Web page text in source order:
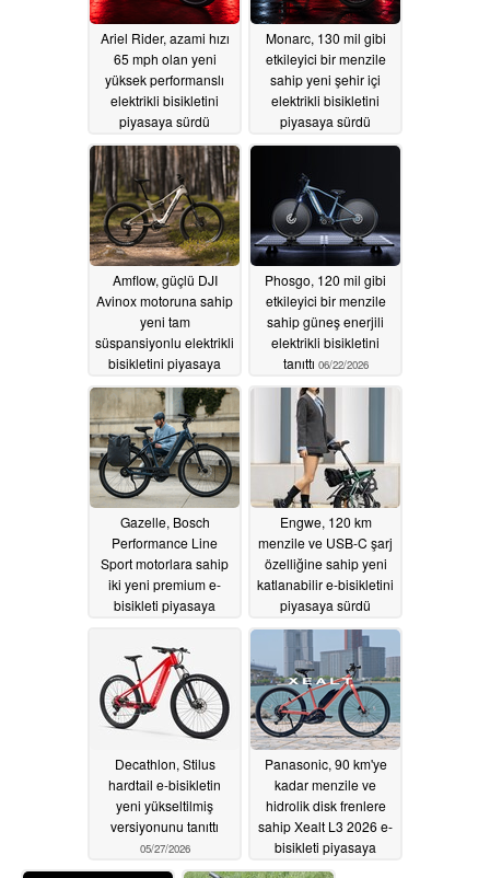
Ariel Rider, azami hızı
65 mph olan yeni
yüksek performanslı
elektrikli bisikletini
piyasaya sürdü
07/09/2026
Monarc, 130 mil gibi
etkileyici bir menzile
sahip yeni şehir içi
elektrikli bisikletini
piyasaya sürdü
06/25/2026
Amflow, güçlü DJI
Avinox motoruna sahip
yeni tam
süspansiyonlu elektrikli
bisikletini piyasaya
sürdü06/25/2026
Phosgo, 120 mil gibi
etkileyici bir menzile
sahip güneş enerjili
elektrikli bisikletini
tanıttı 06/22/2026
Gazelle, Bosch
Performance Line
Sport motorlara sahip
iki yeni premium e-
bisikleti piyasaya
Engwe, 120 km
menzile ve USB-C şarj
özelliğine sahip yeni
katlanabilir e-bisikletini
piyasaya sürdü
05/31/2026
Decathlon, Stilus
hardtail e-bisikletin
yeni yükseltilmiş
versiyonunu tanıttı
05/27/2026
Panasonic, 90 km'ye
kadar menzile ve
hidrolik disk frenlere
sahip Xealt L3 2026 e-
bisikleti piyasaya
sürüyor05/26/2026